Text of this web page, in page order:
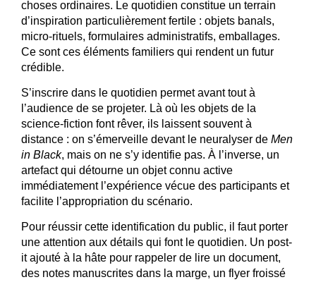
choses ordinaires. Le quotidien constitue un terrain
d’inspiration particulièrement fertile : objets banals,
micro-rituels, formulaires administratifs, emballages.
Ce sont ces éléments familiers qui rendent un futur
crédible.
S’inscrire dans le quotidien permet avant tout à
l’audience de se projeter. Là où les objets de la
science-fiction font rêver, ils laissent souvent à
distance : on s’émerveille devant le neuralyser de Men
in Black, mais on ne s’y identifie pas. À l’inverse, un
artefact qui détourne un objet connu active
immédiatement l’expérience vécue des participants et
facilite l’appropriation du scénario.
Pour réussir cette identification du public, il faut porter
une attention aux détails qui font le quotidien. Un post-
it ajouté à la hâte pour rappeler de lire un document,
des notes manuscrites dans la marge, un flyer froissé